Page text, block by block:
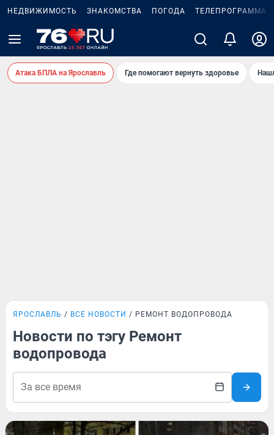
НЕДВИЖИМОСТЬ ЗНАКОМСТВА ПОГОДА ТЕЛЕПРОГРАММА
Атака БПЛА на Ярославль Где помогают вернуть здоровье
ЯРОСЛАВЛЬ ВСЕ НОВОСТИ РЕМОНТ ВОДОПРОВОДА
Новости по тэгу Ремонт
водопровода